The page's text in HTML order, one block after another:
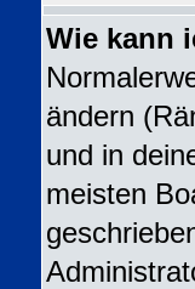
Wie kann
ändern
und in
meisten